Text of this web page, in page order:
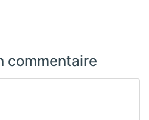
commentaire